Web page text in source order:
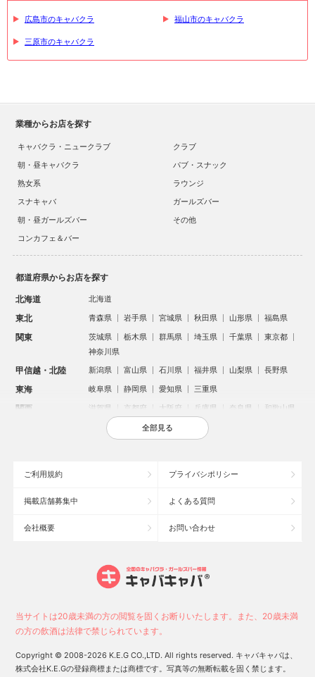
広島市のキャバクラ 福山市のキャバクラ
三原市のキャバクラ
業種からお店を探す
キャバクラ・ニュークラブ
クラブ
朝・昼キャバクラ
パブ・スナック
熟女系
ラウンジ
スナキャバ
ガールズバー
朝・昼ガールズバー
その他
コンカフェ＆バー
都道府県からお店を探す
北海道 北海道
東北 青森県 岩手県 宮城県 秋田県 山形県 福島県
関東 茨城県 栃木県 群馬県 埼玉県 千葉県
東京都
神奈川県
甲信越・北陸 新潟県 富山県 石川県 福井県 山梨県 長野県
東海 岐阜県 静岡県 愛知県 三重県
関西 滋賀県 京都府 大阪府 兵庫県 奈良県 和歌山県
鳥取県 島根県 岡山県 広島県
沖縄県
大宮のキャバクラ
六本木のキャバクラ
池袋駅（西口）のキャバクラ
新潟駅前のキャバクラ
全部見る
ご利用規約 プライバシポリシー
掲載店舗募集中 よくある質問
会社概要 お問い合わせ
当サイトは20歳未満の方の閲覧を固くお断りいたします。また、20歳未満
の方の飲酒は法律で禁じられています。
Copyright © 2008-2026 K.E.G CO.,LTD. All rights reserved. キャバキャバは、
株式会社K.E.Gの登録商標または商標です。写真等の無断転載を固く禁じます。